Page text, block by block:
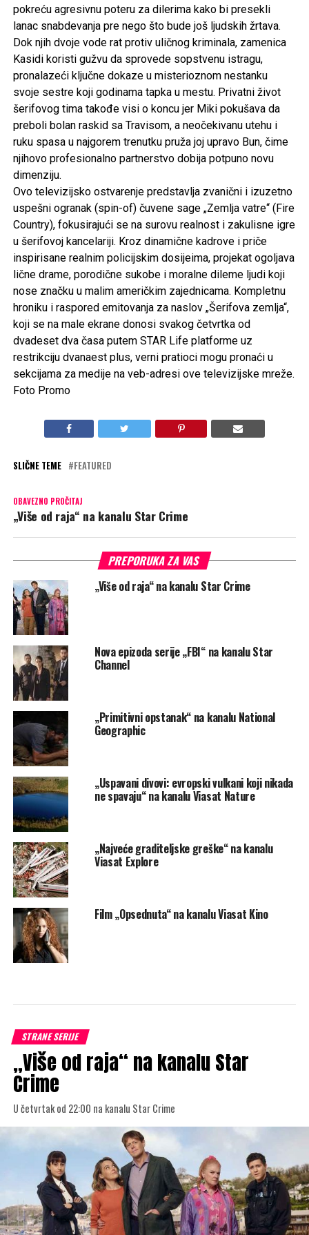
pokreću agresivnu poteru za dilerima kako bi presekli
lanac snabdevanja pre nego što bude još ljudskih žrtava.
Dok njih dvoje vode rat protiv uličnog kriminala, zamenica
Kasidi koristi gužvu da sprovede sopstvenu istragu,
pronalazeći ključne dokaze u misterioznom nestanku
svoje sestre koji godinama tapka u mestu. Privatni život
šerifovog tima takođe visi o koncu jer Miki pokušava da
preboli bolan raskid sa Travisom, a neočekivanu utehu i
ruku spasa u najgorem trenutku pruža joj upravo Bun, čime
njihovo profesionalno partnerstvo dobija potpuno novu
dimenziju.
Ovo televizijsko ostvarenje predstavlja zvanični i izuzetno
uspešni ogranak (spin-of) čuvene sage „Zemlja vatre“ (Fire
Country), fokusirajući se na surovu realnost i zakulisne igre
u šerifovoj kancelariji. Kroz dinamične kadrove i priče
inspirisane realnim policijskim dosijeima, projekat ogoljava
lične drame, porodične sukobe i moralne dileme ljudi koji
nose značku u malim američkim zajednicama. Kompletnu
hroniku i raspored emitovanja za naslov „Šerifova zemlja“,
koji se na male ekrane donosi svakog četvrtka od
dvadeset dva časa putem STAR Life platforme uz
restrikciju dvanaest plus, verni pratioci mogu pronaći u
sekcijama za medije na veb-adresi ove televizijske mreže.
Foto Promo
SLIČNE TEME FEATURED
OBAVEZNO PROČITAJ
„Više od raja“ na kanalu Star Crime
PREPORUKA ZA VAS
„Više od raja“ na kanalu Star Crime
Nova epizoda serije „FBI“ na kanalu Star
Channel
„Primitivni opstanak“ na kanalu National
Geographic
„Uspavani divovi: evropski vulkani koji nikada
ne spavaju“ na kanalu Viasat Nature
„Najveće graditeljske greške“ na kanalu
Viasat Explore
Film „Opsednuta“ na kanalu Viasat Kino
STRANE SERIJE
„Više od raja“ na kanalu Star
Crime
U četvrtak od 22:00 na kanalu Star Crime